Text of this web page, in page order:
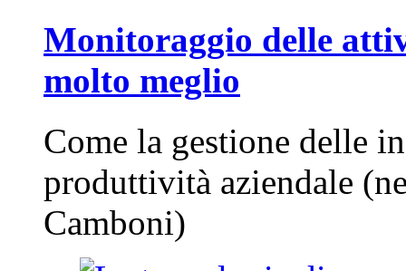
Monitoraggio delle
molto meglio
Come la gestione delle
produttività aziendale
Camboni)